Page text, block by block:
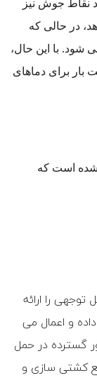
نقاط جوش نیز
55 پوند کاهش دهد، در حالی که
شود. با این حال،
برای دماهای
است که
توجهی را ارائه
و اعمال می
گسترده در حمل
کشتی سازی و